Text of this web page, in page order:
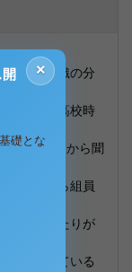
暴力団組織の分
いたが、高校時
いると親から聞
が、昔から組員
いうしきたりが
も行われている
×
礎とな